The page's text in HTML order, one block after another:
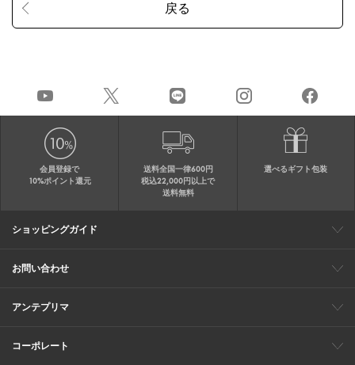
会員登録で
10%ポイント還元
送料全国一律600円
税込22,000円以上で
送料無料
選べるギフト包装
ショッピングガイド
会員特典
ご購入・配送について
返品について
ギフト包装
FAQ
サイトマップ
お問い合わせ
メールでのお問い合わせ
お修理についてのお問い合わせ
アンテプリマ
ブランドサイト
ショップリスト
ワイヤーバッグについて
特集
オンラインストアニュース
コーポレート